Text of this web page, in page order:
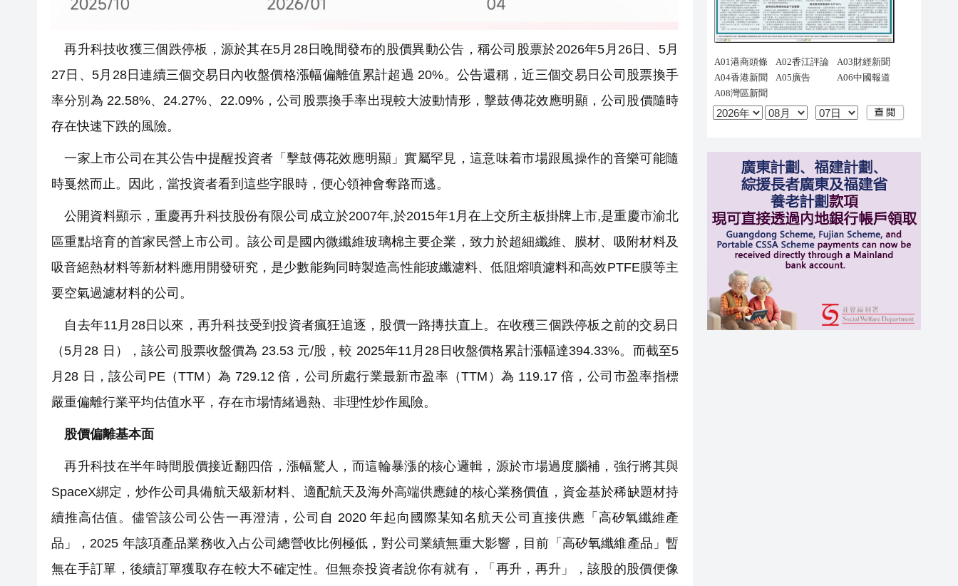
再升科技收獲三個跌停板，源於其在5月28日晚間發布的股價異動公告，稱公司股票於2026年5月26日、5月
27日、5月28日連續三個交易日內收盤價格漲幅偏離值累計超過 20%。公告還稱，近三個交易日公司股票換手
率分別為 22.58%、24.27%、22.09%，公司股票換手率出現較大波動情形，擊鼓傳花效應明顯，公司股價隨時
存在快速下跌的風險。
一家上市公司在其公告中提醒投資者「擊鼓傳花效應明顯」實屬罕見，這意味着市場跟風操作的音樂可能隨
時戛然而止。因此，當投資者看到這些字眼時，便心領神會奪路而逃。
公開資料顯示，重慶再升科技股份有限公司成立於2007年,於2015年1月在上交所主板掛牌上市,是重慶市渝北
區重點培育的首家民營上市公司。該公司是國內微纖維玻璃棉主要企業，致力於超細纖維、膜材、吸附材料及
吸音絕熱材料等新材料應用開發研究，是少數能夠同時製造高性能玻纖濾料、低阻熔噴濾料和高效PTFE膜等主
要空氣過濾材料的公司。
自去年11月28日以來，再升科技受到投資者瘋狂追逐，股價一路摶扶直上。在收穫三個跌停板之前的交易日
（5月28 日），該公司股票收盤價為 23.53 元/股，較 2025年11月28日收盤價格累計漲幅達394.33%。而截至5
月28 日，該公司PE（TTM）為 729.12 倍，公司所處行業最新市盈率（TTM）為 119.17 倍，公司市盈率指標
嚴重偏離行業平均估值水平，存在市場情緒過熱、非理性炒作風險。
股價偏離基本面
再升科技在半年時間股價接近翻四倍，漲幅驚人，而這輪暴漲的核心邏輯，源於市場過度腦補，強行將其與
SpaceX綁定，炒作公司具備航天級新材料、適配航天及海外高端供應鏈的核心業務價值，資金基於稀缺題材持
續推高估值。儘管該公司公告一再澄清，公司自 2020 年起向國際某知名航天公司直接供應「高矽氧纖維產
品」，2025 年該項產品業務收入占公司總營收比例極低，對公司業績無重大影響，目前「高矽氧纖維產品」暫
無在手訂單，後續訂單獲取存在較大不確定性。但無奈投資者說你有就有，「再升，再升」，該股的股價便像